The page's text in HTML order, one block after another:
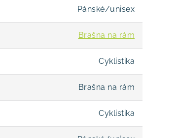
Pánské/unisex
Brašna na rám
Cyklistika
Brašna na rám
Cyklistika